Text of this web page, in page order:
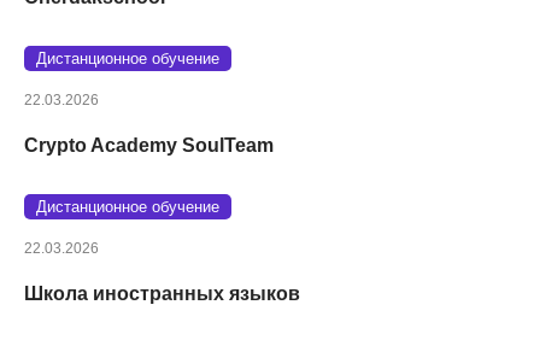
Дистанционное обучение
22.03.2026
Crypto Academy SoulTeam
Дистанционное обучение
22.03.2026
Школа иностранных языков